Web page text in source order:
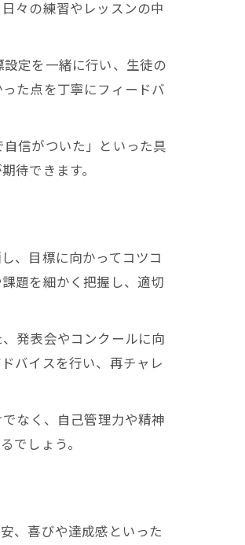
々の練習やレッスンの中
定を一緒に行い、生徒の
た点を丁寧にフィードバ
信がついた」といった具
待できます。
、目標に向かってコツコ
題を細かく把握し、適切
発表会やコンクールに向
バイスを行い、再チャレ
なく、自己管理力や精神
でしょう。
、喜びや達成感といった